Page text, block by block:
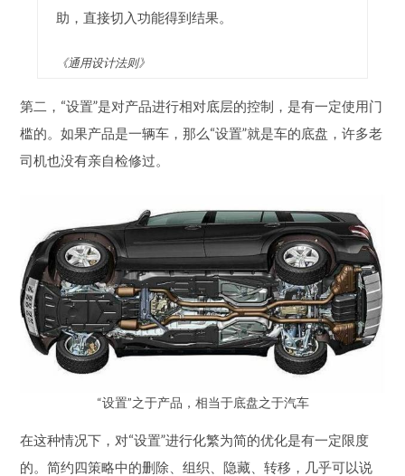
助，直接切入功能得到结果。
《通用设计法则》
第二，“设置”是对产品进行相对底层的控制，是有一定使用门
槛的。如果产品是一辆车，那么“设置”就是车的底盘，许多老
司机也没有亲自检修过。
“设置”之于产品，相当于底盘之于汽车
在这种情况下，对“设置”进行化繁为简的优化是有一定限度
的。简约四策略中的删除、组织、隐藏、转移，几乎可以说